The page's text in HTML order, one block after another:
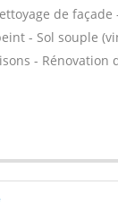
de façade
- Sol souple
-